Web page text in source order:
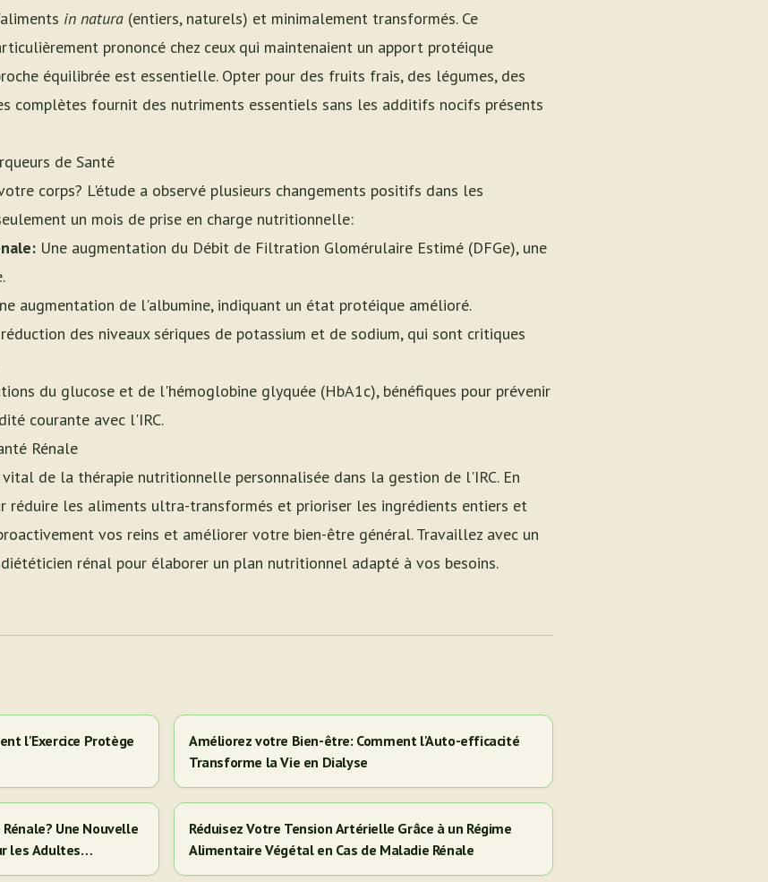
in natura (entiers, naturels) et minimalement transformés. Ce
prononcé chez ceux qui maintenaient un apport protéique
équilibrée est essentielle. Opter pour des fruits frais, des légumes, des
complètes fournit des nutriments essentiels sans les additifs nocifs présents
de Santé
corps? L'étude a observé plusieurs changements positifs dans les
un mois de prise en charge nutritionnelle:
Une augmentation du Débit de Filtration Glomérulaire Estimé (DFGe), une
augmentation de l'albumine, indiquant un état protéique amélioré.
des niveaux sériques de potassium et de sodium, qui sont critiques
du glucose et de l'hémoglobine glyquée (HbA1c), bénéfiques pour prévenir
courante avec l'IRC.
Rénale
de la thérapie nutritionnelle personnalisée dans la gestion de l'IRC. En
réduire les aliments ultra-transformés et prioriser les ingrédients entiers et
vos reins et améliorer votre bien-être général. Travaillez avec un
rénal pour élaborer un plan nutritionnel adapté à vos besoins.
l'Exercice Protège
Améliorez votre Bien-être: Comment l'Auto-efficacité
Transforme la Vie en Dialyse
Une Nouvelle
les Adultes
Réduisez Votre Tension Artérielle Grâce à un Régime
Alimentaire Végétal en Cas de Maladie Rénale